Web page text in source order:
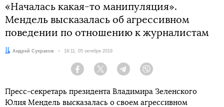
«Началась какая-то манипуляция».
Мендель высказалась об агрессивном
поведении по отношению к журналистам
Автор:
Андрей Сухраков Дата:
18:11, 05 октября 2019
Facebook Twitter Telegram
Пресс-секретарь президента Владимира Зеленского
Юлия Мендель высказалась о своем агрессивном